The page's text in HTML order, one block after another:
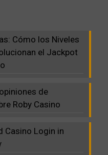
Cómo los Niveles
el Jackpot
de
Roby Casino
Casino Login in